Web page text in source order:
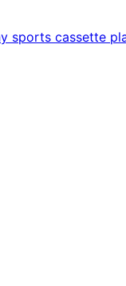
sports cassette